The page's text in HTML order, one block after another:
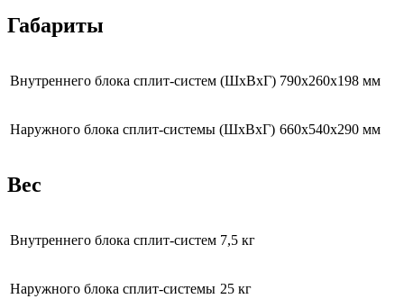
Габариты
Внутреннего блока сплит-систем (ШхВхГ) 790х260х198 мм
Наружного блока сплит-системы (ШхВхГ) 660х540х290 мм
Вес
Внутреннего блока сплит-систем 7,5 кг
Наружного блока сплит-системы 25 кг